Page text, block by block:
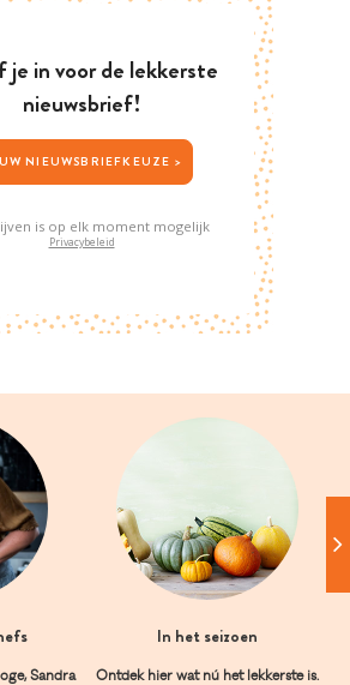
je in voor de lekkerste
nieuwsbrief!
JOUW NIEUWSBRIEFKEUZE >
is op elk moment mogelijk
Privacybeleid
Sandra
In het seizoen
Ontdek hier wat nú het lekkerste is.